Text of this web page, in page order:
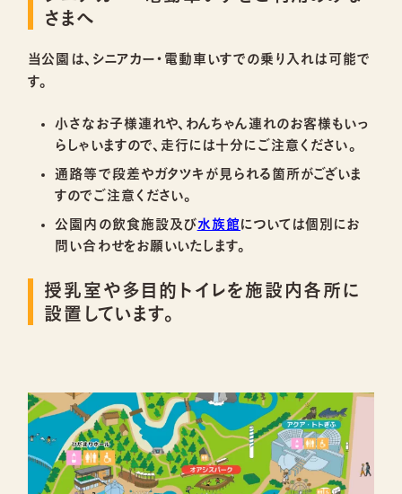
さまへ
当公園は、シニアカー・電動車いすでの乗り入れは可能で
す。
小さなお子様連れや、わんちゃん連れのお客様もいっ
らしゃいますので、走行には十分にご注意ください。
通路等で段差やガタツキが見られる箇所がございま
すのでご注意ください。
公園内の飲食施設及び水族館 については個別にお
問い合わせをお願いいたします。
授乳室や多目的トイレを施設内各所に
設置しています。